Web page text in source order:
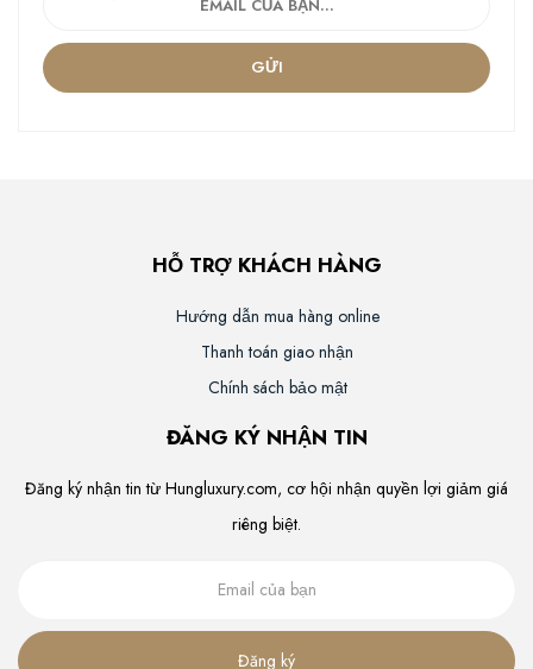
GỬI
HỖ TRỢ KHÁCH HÀNG
Hướng dẫn mua hàng online
Thanh toán giao nhận
Chính sách bảo mật
ĐĂNG KÝ NHẬN TIN
Đăng ký nhận tin từ Hungluxury.com, cơ hội nhận quyền lợi giảm giá
riêng biệt.
Đăng ký